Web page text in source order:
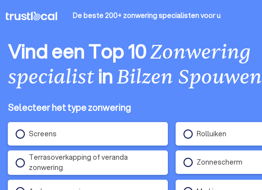
De beste 200+ zonwering specialistenvoor u
Vind een Top 10Zonwering
specialistinBilzen Spouwen
Selecteer het type zonwering
Screens Rolluiken
Terrasoverkapping of veranda
zonwering
Zonnescherm